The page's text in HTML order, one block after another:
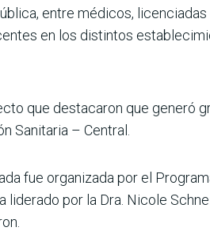
entre médicos,
en los distintos
que destacaron que generó
Sanitaria – Central.
fue organizada por el
liderado por la Dra. Nicole